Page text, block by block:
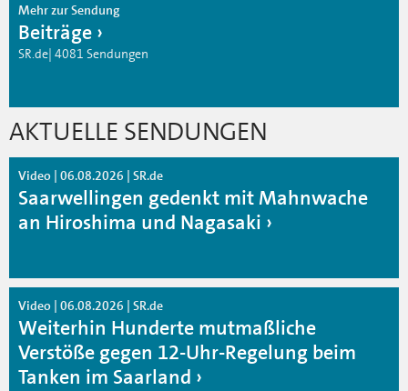
Mehr zur Sendung
Beiträge
SR.de| 4081 Sendungen
AKTUELLE SENDUNGEN
Video | 06.08.2026 | SR.de
Saarwellingen gedenkt mit Mahnwache
an Hiroshima und Nagasaki
Video | 06.08.2026 | SR.de
Weiterhin Hunderte mutmaßliche
Verstöße gegen 12-Uhr-Regelung beim
Tanken im Saarland